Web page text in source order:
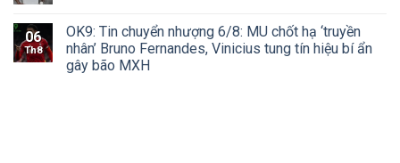
06
Th8
OK9: Tin chuyển nhượng 6/8: MU chốt hạ ‘truyền
nhân’ Bruno Fernandes, Vinicius tung tín hiệu bí ẩn
gây bão MXH